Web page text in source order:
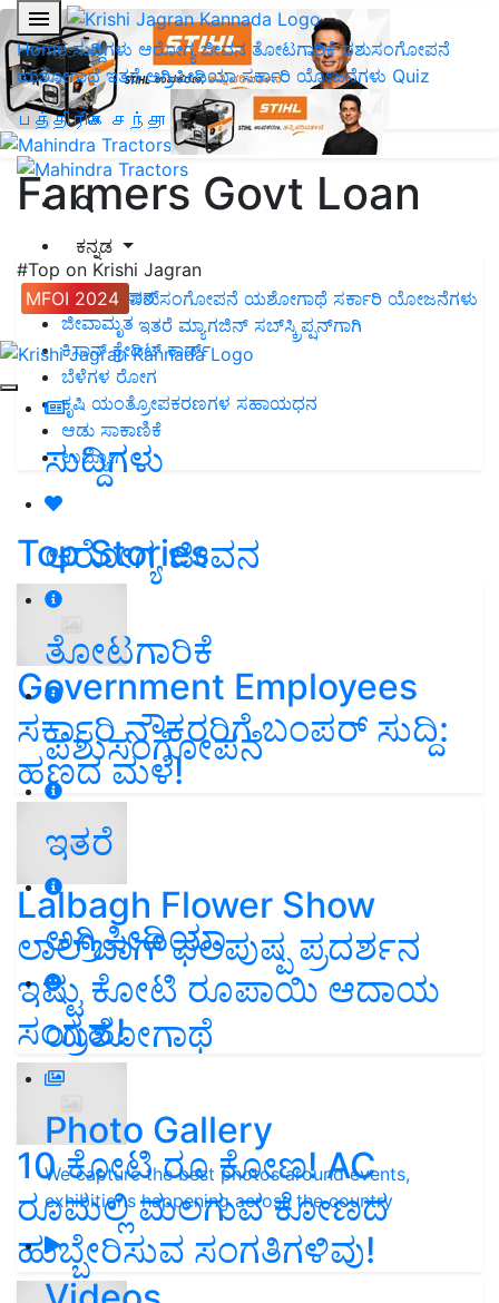
Home ಸುದ್ದಿಗಳು ಆರೋಗ್ಯ ಜೀವನ ತೋಟಗಾರಿಕೆಪಶುಸಂಗೋಪನೆ
ಯಶೋಗಾಥೆ ಇತರೆ ಅಗ್ರಿಪೀಡಿಯಾ ಸರ್ಕಾರಿ ಯೋಜನೆಗಳು Quiz
பத்திரிகை சந்தா
ಕನ್ನಡ
MFOI 2024 ಪಶುಸಂಗೋಪನೆ ಯಶೋಗಾಥೆ ಸರ್ಕಾರಿ ಯೋಜನೆಗಳು
ಇತರೆ ಮ್ಯಾಗಜಿನ್‌ ಸಬ್‌ಸ್ಕ್ರಿಪ್ಷನ್‌ಗಾಗಿ
ಸುದ್ದಿಗಳು
ಆರೋಗ್ಯ ಜೀವನ
ತೋಟಗಾರಿಕೆ
ಪಶುಸಂಗೋಪನೆ
ಇತರೆ
ಅಗ್ರಿಪೀಡಿಯಾ
ಯಶೋಗಾಥೆ
Photo Gallery
We capture the best photos around events,
exhibitions happening across the country
Farmers Govt Loan
#Top on Krishi Jagran
ಪಿ.ಎಂ. ಕಿಸಾನ್
ಜೀವಾಮೃತ
ಕಿಸಾನ್ ಕ್ರೇಡಿಟ್ ಕಾರ್ಡ್
ಬೆಳೆಗಳ ರೋಗ
ಕೃಷಿ ಯಂತ್ರೋಪಕರಣಗಳ ಸಹಾಯಧನ
ಆಡು ಸಾಕಾಣಿಕೆ
ಉದ್ಯೋಗ
Top Stories
Government Employees
ಸರ್ಕಾರಿ ನೌಕರರಿಗೆ ಬಂಪರ್‌ ಸುದ್ದಿ:
ಹಣದ ಮಳೆ!
Lalbagh Flower Show
ಲಾಲ್‌ಬಾಗ್ ಫಲಪುಷ್ಪ ಪ್ರದರ್ಶನ
ಇಷ್ಟು ಕೋಟಿ ರೂಪಾಯಿ ಆದಾಯ
ಸಂಗ್ರಹ!
10 ಕೋಟಿ ರೂ ಕೋಣ! AC
ರೂಮಲ್ಲಿ ಮಲಗುವ ಕೋಣದ
ಹುಬ್ಬೇರಿಸುವ ಸಂಗತಿಗಳಿವು!